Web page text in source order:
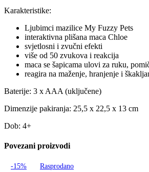
Karakteristike:
Ljubimci mazilice My Fuzzy Pets
interaktivna plišana maca Chloe
svjetlosni i zvučni efekti
više od 50 zvukova i reakcija
maca se šapicama ulovi za ruku,
reagira na maženje, hranjenje i
Baterije: 3 x AAA (uključene)
Dimenzije pakiranja: 25,5 x 22,5 x 13 cm
Dob: 4+
Povezani proizvodi
-15% Rasprodano